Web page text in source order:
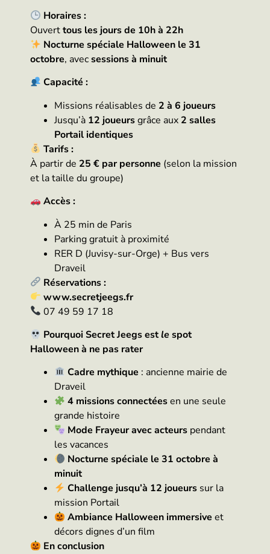
Horaires :
Ouverttous les jours de 10h à 22h
Nocturne spéciale Halloween le 31
octobre, avecsessions à minuit
Capacité :
Missions réalisables de 2 à 6 joueurs
Jusqu’à 12 joueursgrâce aux 2 salles
Portail identiques
Tarifs :
À partir de 25 € par personne (selon la mission
et la taille du groupe)
Accès :
À 25 min de Paris
Parking gratuit à proximité
RER D (Juvisy-sur-Orge) + Bus vers
Draveil
Réservations :
www.secretjeegs.fr
07 49 59 17 18
Pourquoi Secret Jeegs estlespot
Halloween à ne pas rater
Cadre mythique : ancienne mairie de
Draveil
4 missions connectéesen une seule
grande histoire
Mode Frayeur avec acteurs pendant
les vacances
Nocturne spéciale le 31 octobre à
minuit
Challenge jusqu’à 12 joueurs sur la
mission Portail
Ambiance Halloween immersive et
décors dignes d’un film
En conclusion